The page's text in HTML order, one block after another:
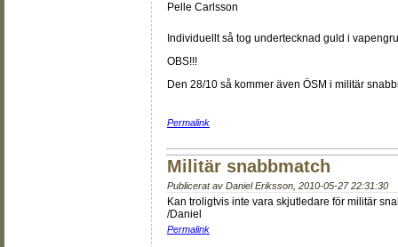
Pelle Carlsson
Individuellt så tog undertecknad guld i
OBS!!!
Den 28/10 så kommer även ÖSM i militär
Permalink
Militär snabbmatch
Publicerat av Daniel Eriksson 2010-05-27 22:31:30
Kan troligtvis inte vara skjutledare för militär
/Daniel
Permalink